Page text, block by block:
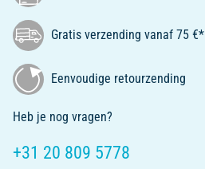
Gratis verzending vanaf 75 €*
Eenvoudige retourzending
Heb je nog vragen?
+31 20 809 5778